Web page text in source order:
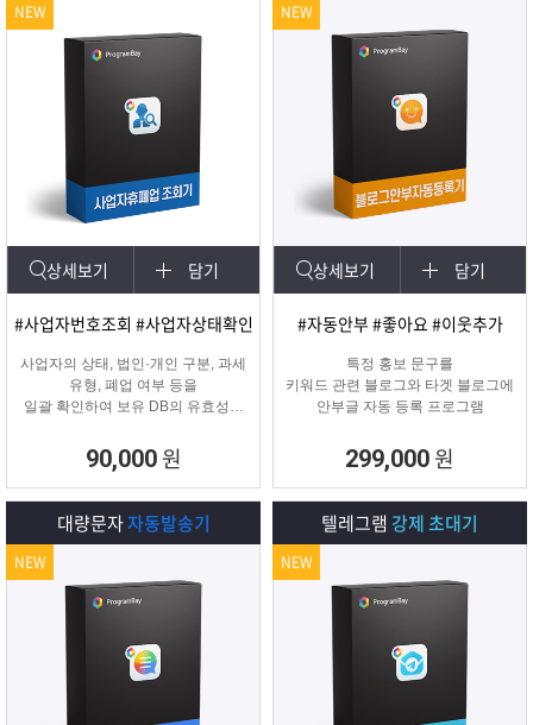
상세보기 담기
#사업자번호조회 #사업자상태확인
사업자의 상태, 법인·개인 구분, 과세
유형, 폐업 여부 등을
일괄 확인하여 보유 DB의 유효성을
프로그램
90,000 원
NEW
상세보기 담기
#자동안부 #좋아요 #이웃추가
특정 홍보 문구를
키워드 관련 블로그와 타겟 블로그에
안부글 자동 등록 프로그램
299,000 원
NEW
대량문자자동발송기
NEW
텔레그램 강제 초대기
NEW